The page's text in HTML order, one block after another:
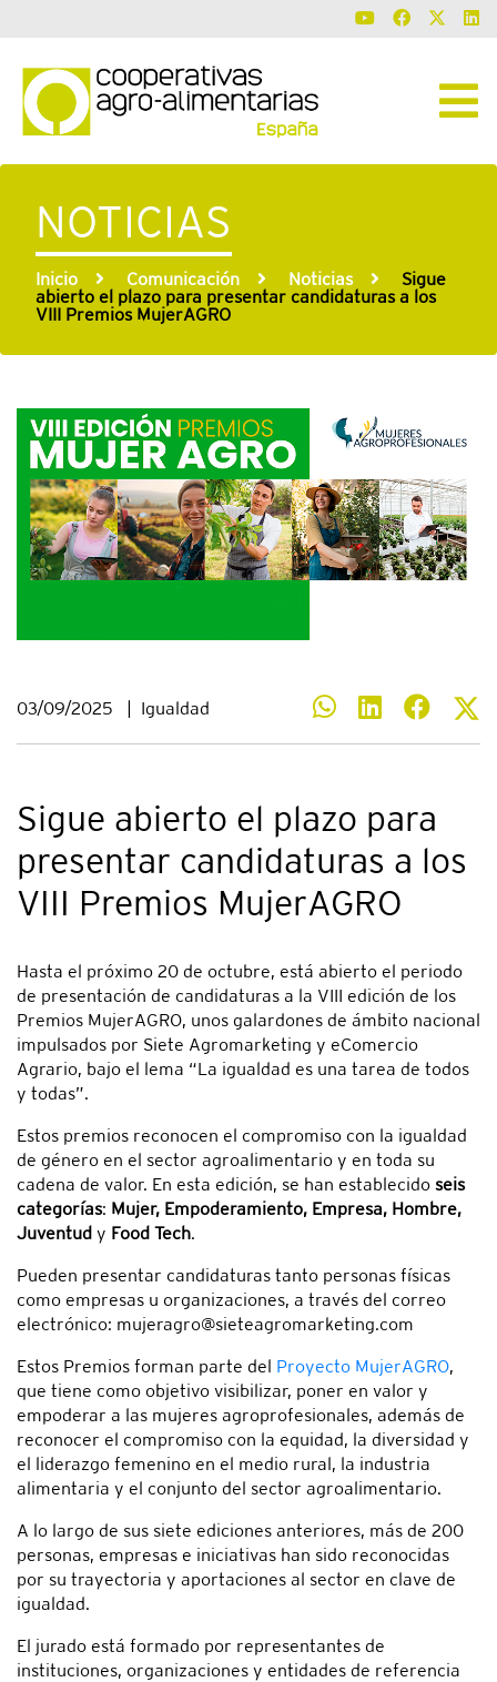
NOTICIAS
Inicio Comunicación Noticias
Sigue
abierto el plazo para presentar candidaturas a los
VIII Premios MujerAGRO
03/09/2025 Igualdad
Sigue abierto el plazo para
presentar candidaturas a los
VIII Premios MujerAGRO
Hasta el próximo 20 de octubre, está abierto el periodo
de presentación de candidaturas a la VIII edición de los
Premios MujerAGRO, unos galardones de ámbito nacional
impulsados por Siete Agromarketing y eComercio
Agrario, bajo el lema “La igualdad es una tarea de todos
y todas”.
Estos premios reconocen el compromiso con la igualdad
de género en el sector agroalimentario y en toda su
cadena de valor. En esta edición, se han establecido seis
categorías: Mujer, Empoderamiento, Empresa, Hombre,
Juventud y Food Tech.
Pueden presentar candidaturas tanto personas físicas
como empresas u organizaciones, a través del correo
electrónico: mujeragro@sieteagromarketing.com
Estos Premios forman parte del Proyecto MujerAGRO,
que tiene como objetivo visibilizar, poner en valor y
empoderar a las mujeres agroprofesionales, además de
reconocer el compromiso con la equidad, la diversidad y
el liderazgo femenino en el medio rural, la industria
alimentaria y el conjunto del sector agroalimentario.
A lo largo de sus siete ediciones anteriores, más de 200
personas, empresas e iniciativas han sido reconocidas
por su trayectoria y aportaciones al sector en clave de
igualdad.
El jurado está formado por representantes de
instituciones, organizaciones y entidades de referencia